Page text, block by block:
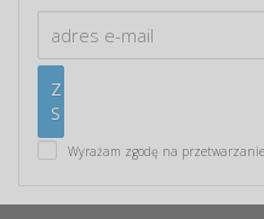
Wyrażam zgodę na